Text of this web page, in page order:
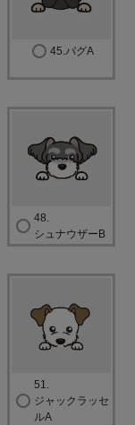
45.パグA
48.
シュナウザーB
51.
ジャックラッセ
ルA